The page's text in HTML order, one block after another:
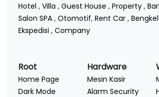
Hotel , Villa , Guest House , Property ,
Salon SPA , Otomotif, Rent Car , Bengkel
Ekspedisi , Company
Root
Home Page
Dark Mode
Hardware
Mesin Kasir
Alarm Security